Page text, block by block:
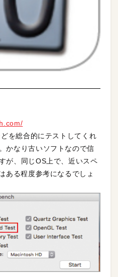
を総合的にテストしてくれ
かなり古いソフトなので信
が、同じOS上で、近いスペ
ある程度参考になるでしょ